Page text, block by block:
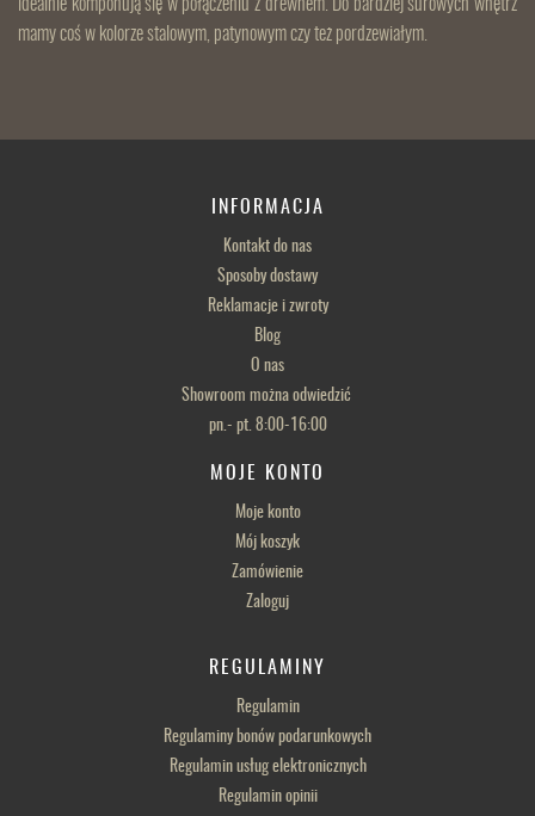
idealnie komponują się w połączeniu z drewnem. Do bardziej surowych wnętrz
mamy coś w kolorze stalowym, patynowym czy też pordzewiałym.
INFORMACJA
Kontakt do nas
Sposoby dostawy
Reklamacje i zwroty
Blog
O nas
Showroom można odwiedzić
pn.- pt. 8:00-16:00
MOJE KONTO
Moje konto
Mój koszyk
Zamówienie
Zaloguj
REGULAMINY
Regulamin
Regulaminy bonów podarunkowych
Regulamin usług elektronicznych
Regulamin opinii